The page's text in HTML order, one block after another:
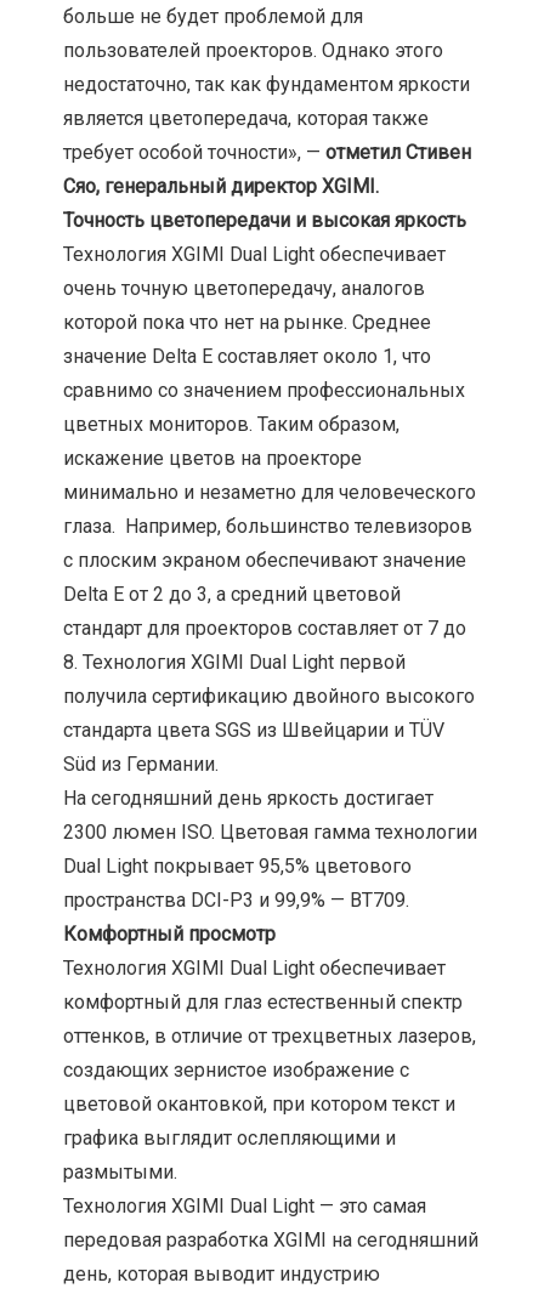
больше не будет проблемой для
пользователей проекторов. Однако этого
недостаточно, так как фундаментом яркости
является цветопередача, которая также
требует особой точности», — отметил Стивен
Сяо, генеральный директор XGIMI.
Точность цветопередачи и высокая яркость
Технология XGIMI Dual Light обеспечивает
очень точную цветопередачу, аналогов
которой пока что нет на рынке. Среднее
значение Delta E составляет около 1, что
сравнимо со значением профессиональных
цветных мониторов. Таким образом,
искажение цветов на проекторе
минимально и незаметно для человеческого
глаза. Например, большинство телевизоров
с плоским экраном обеспечивают значение
Delta E от 2 до 3, а средний цветовой
стандарт для проекторов составляет от 7 до
8. Технология XGIMI Dual Light первой
получила сертификацию двойного высокого
стандарта цвета SGS из Швейцарии и TÜV
Süd из Германии.
На сегодняшний день яркость достигает
2300 люмен ISO. Цветовая гамма технологии
Dual Light покрывает 95,5% цветового
пространства DCI-P3 и 99,9% — BT709.
Комфортный просмотр
Технология XGIMI Dual Light обеспечивает
комфортный для глаз естественный спектр
оттенков, в отличие от трехцветных лазеров,
создающих зернистое изображение с
цветовой окантовкой, при котором текст и
графика выглядит ослепляющими и
размытыми.
Технология XGIMI Dual Light — это самая
передовая разработка XGIMI на сегодняшний
день, которая выводит индустрию